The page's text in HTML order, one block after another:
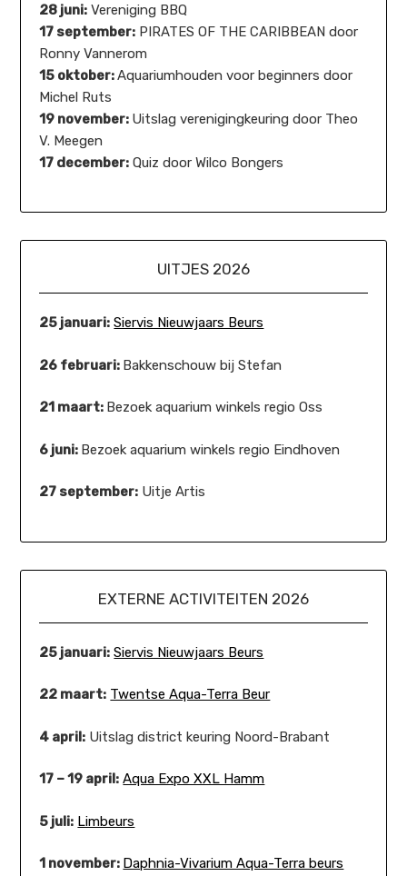
28 juni: Vereniging BBQ
17 september: PIRATES OF THE CARIBBEAN door
Ronny Vannerom
15 oktober:Aquariumhouden voor beginners door
Michel Ruts
19 november: Uitslag verenigingkeuring door Theo
V. Meegen
17 december: Quiz door Wilco Bongers
UITJES 2026
25 januari: Siervis Nieuwjaars Beurs
26 februari: Bakkenschouw bij Stefan
21 maart: Bezoek aquarium winkels regio Oss
6 juni: Bezoek aquarium winkels regio Eindhoven
27 september: Uitje Artis
EXTERNE ACTIVITEITEN 2026
25 januari: Siervis Nieuwjaars Beurs
22 maart: Twentse Aqua-Terra Beur
4 april: Uitslag district keuring Noord-Brabant
17 – 19 april: Aqua Expo XXL Hamm
5 juli: Limbeurs
1 november: Daphnia-Vivarium Aqua-Terra beurs